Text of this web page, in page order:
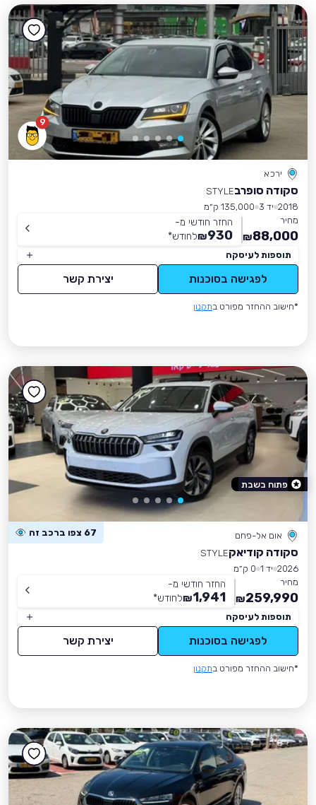
9
ירכא
סקודה סופרבSTYLE
2018 יד 3
135,000 ק״מ
מחיר
88,000
₪
החזר חודשי מ-
930
₪לחודש*
תוספות לעיסקה
לפגישה בסוכנות יצירת קשר
*חישוב ההחזר מפורט בתקנון
אום אל-פחם 67 צפו ברכב זה
סקודה קודיאקSTYLE
2026 יד 1
0 ק״מ
מחיר
259,990
₪
החזר חודשי מ-
1,941
₪לחודש*
תוספות לעיסקה
לפגישה בסוכנות יצירת קשר
*חישוב ההחזר מפורט בתקנון
פתוח בשבת